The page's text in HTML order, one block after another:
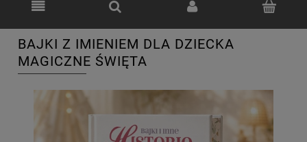
BAJKI Z IMIENIEM DLA DZIECKA
MAGICZNE ŚWIĘTA